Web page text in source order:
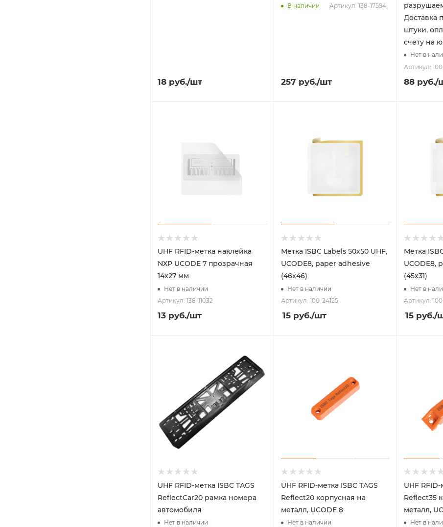
18 руб./шт
В наличии Артикул: 138-17594
257 руб./шт
Доставка
штуки,
счету на
Нет в
Артикул:
88 руб./
UHF RFID-метка наклейка
NXP UCODE 7 прозрачная
14x27 мм
Нет в наличии
Артикул: 138-11032
13 руб./шт
Метка ISBC Labels 50х50 UHF,
UCODE8, paper adhesive
(46x46)
Нет в наличии
Артикул: 100-24125
15руб./шт
Метка
UCODE8,
(45x31)
Нет в
Артикул:
15 руб./
UHF RFID-метка ISBC TAGS
ReflectCar20 рамка номера
автомобиля
Нет в наличии
UHF RFID-метка ISBC TAGS
Reflect20 корпусная на
металл, UCODE 8
Нет в наличии
UHF RFID-
Reflect35
металл,
Нет в